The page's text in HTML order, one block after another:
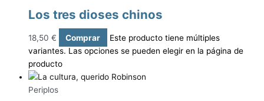
Los tres dioses chinos
18,50 € Comprar
Este producto tiene múltiples
variantes. Las opciones se pueden elegir en la página de
producto
Periplos